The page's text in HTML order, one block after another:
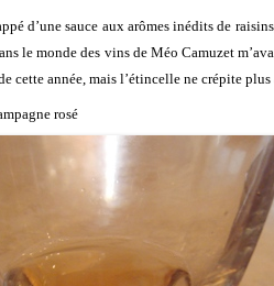
d’une sauce aux arômes inédits de
le monde des vins de Méo Camuzet
cette année, mais l’étincelle ne crépite plus
rosé